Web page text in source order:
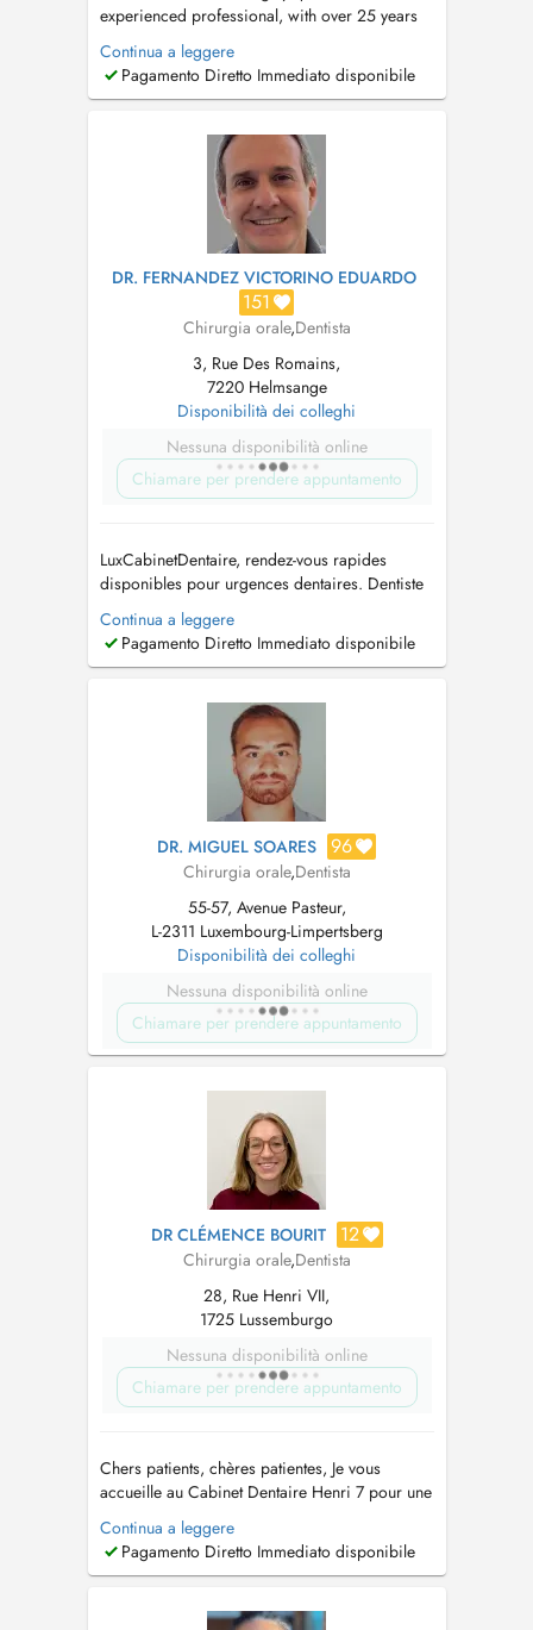
experienced professional, with over 25 years
of Dental Experience, spanning 4 continents.
(Europe, Asia, Africa, America). Ancien
Praticien hospitalier. These en parodontologie-
implantologie depuis 2002. Contacter ...
Continua a leggere
Pagamento Diretto Immediato disponibile
DR. FERNANDEZ VICTORINO EDUARDO
151
Chirurgia orale,Dentista
3, Rue Des Romains,
7220 Helmsange
Disponibilità dei colleghi
Nessuna disponibilità online
Chiamare per prendere appuntamento
LuxCabinetDentaire, rendez-vous rapides
disponibles pour urgences dentaires. Dentiste
généraliste et praticien en chirurgie orale
proposant des soins dentaires complets :
prévention, dentisterie esthétique,
Langues parlées : Français, Anglais, Portu...
Continua a leggere
Pagamento Diretto Immediato disponibile
DR. MIGUEL SOARES 96
Chirurgia orale,Dentista
55-57, Avenue Pasteur,
L-2311 Luxembourg-Limpertsberg
Disponibilità dei colleghi
Nessuna disponibilità online
Chiamare per prendere appuntamento
DR CLÉMENCE BOURIT 12
Chirurgia orale,Dentista
28, Rue Henri VII,
1725 Lussemburgo
Nessuna disponibilità online
Chiamare per prendere appuntamento
Chers patients, chères patientes, Je vous
accueille au Cabinet Dentaire Henri 7 pour une
prise en charge globale de votre santé bucco-
dentaire. Je réalise les spécialités suivantes: -
Parodontologie : bilans, traitements des
maintenances parodontales. - S...
Continua a leggere
Pagamento Diretto Immediato disponibile